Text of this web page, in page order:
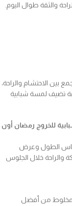
والثقة طوال اليوم.
بين الاحتشام والراحة،
تضيف لمسة شبابية
للخروج رمضان أون
الطول وعرض
والراحة خلال الجلوس
من أفضل